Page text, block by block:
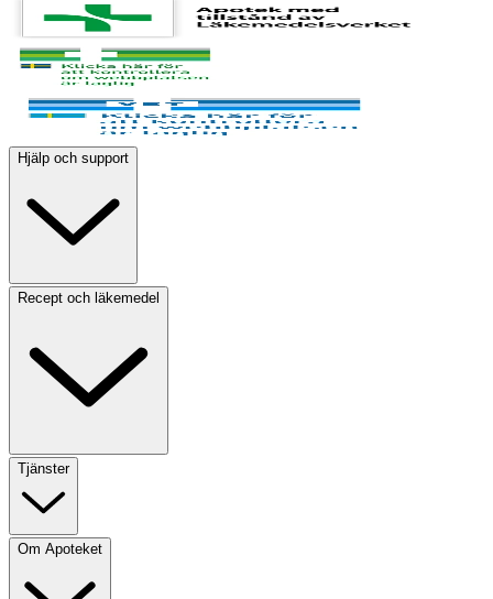
Hjälp och support
Recept och läkemedel
Tjänster
Om Apoteket